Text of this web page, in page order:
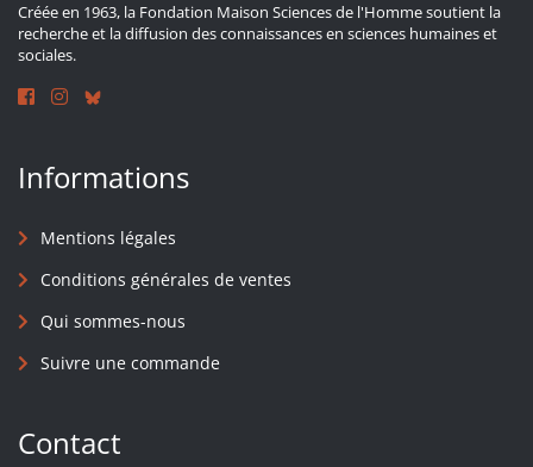
Créée en 1963, la Fondation Maison Sciences de l'Homme soutient la
recherche et la diffusion des connaissances en sciences humaines et
sociales.
Informations
Mentions légales
Conditions générales de ventes
Qui sommes-nous
Suivre une commande
Contact